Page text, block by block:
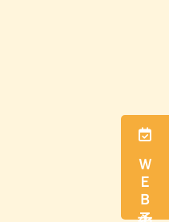
ＷＥＢ予約